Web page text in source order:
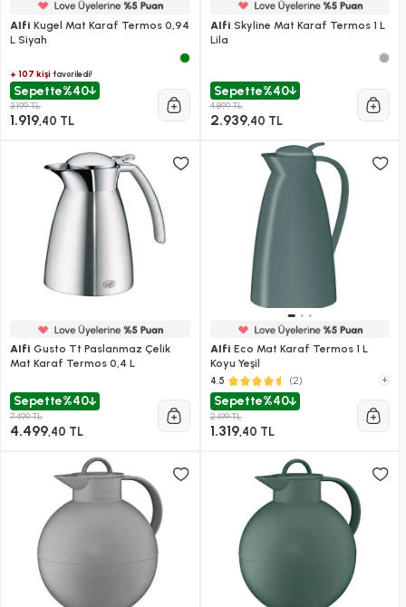
Alfi Kugel Mat Karaf Termos 0,94
L Siyah
+ 107 kişi favoriledi!
Sepette%40
3.199 TL
1.919,40 TL
Alfi Skyline Mat Karaf Termos 1 L
Lila
Sepette%40
4.899 TL
2.939,40 TL
Alfi Gusto Tt Paslanmaz Çelik
Mat Karaf Termos 0,4 L
Sepette%40
7.499 TL
4.499,40 TL
Alfi Eco Mat Karaf Termos 1 L
Koyu Yeşil
4.5 (2) +
Sepette%40
2.199 TL
1.319,40 TL